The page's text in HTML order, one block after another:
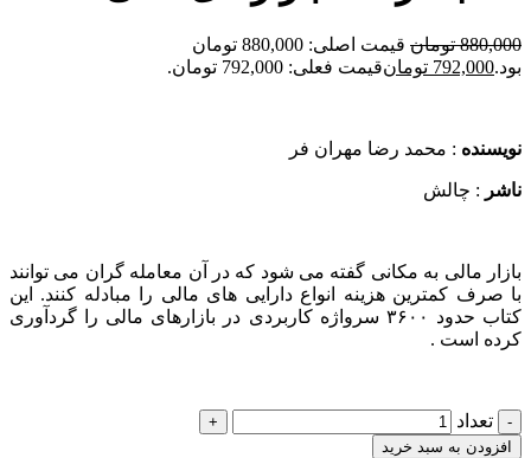
880,000 تومان
قیمت اصلی: 880,000 تومان
بود.792,000 تومانقیمت فعلی: 792,000 تومان.
نویسنده : محمد رضا مهران فر
ناشر : چالش
بازار مالی به مکانی گفته می شود که در آن معامله گران می توانند
با صرف کمترین هزینه انواع دارایی های مالی را مبادله کنند. این
کتاب حدود ۳۶۰۰ سرواژه کاربردی در بازارهای مالی را گردآوری
کرده است .
تعداد
افزودن به سبد خرید